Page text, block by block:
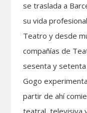
se traslada a
su vida
Teatro y desde
compañías de
sesenta y
Gogo
partir de ahí